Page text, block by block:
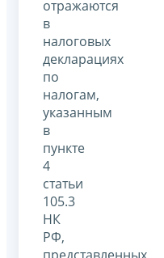
отражаются
в
налоговых
декларациях
по
налогам,
указанным
в
пункте
4
статьи
105.3
НК
РФ,